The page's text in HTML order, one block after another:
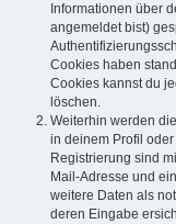
Informationen über
angemeldet bist)
Cookies haben
Cookies kannst du
löschen.
Weiterhin werden
in deinem Profil
Registrierung sind
Mail-Adresse und
weitere Daten als
deren Eingabe